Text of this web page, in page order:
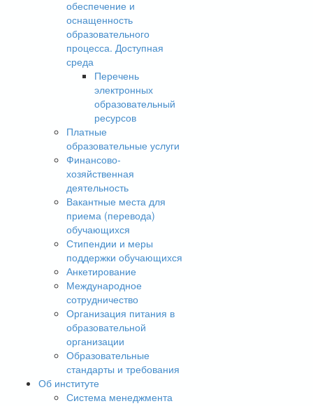
обеспечение и
оснащенность
образовательного
процесса. Доступная
среда
Перечень
электронных
образовательный
ресурсов
Платные
образовательные услуги
Финансово-
хозяйственная
деятельность
Вакантные места для
приема (перевода)
обучающихся
Стипендии и меры
поддержки обучающихся
Анкетирование
Международное
сотрудничество
Организация питания в
образовательной
организации
Образовательные
стандарты и требования
Об институте
Система менеджмента